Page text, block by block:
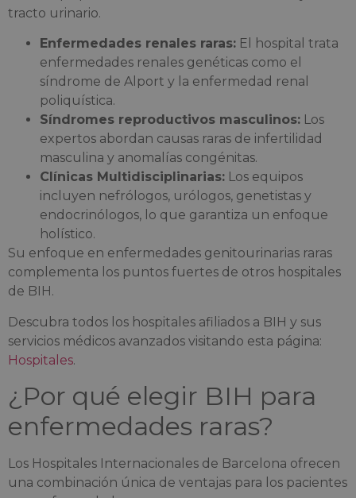
tracto urinario.
Enfermedades renales raras: El hospital trata
enfermedades renales genéticas como el
síndrome de Alport y la enfermedad renal
poliquística.
Síndromes reproductivos masculinos: Los
expertos abordan causas raras de infertilidad
masculina y anomalías congénitas.
Clínicas Multidisciplinarias: Los equipos
incluyen nefrólogos, urólogos, genetistas y
endocrinólogos, lo que garantiza un enfoque
holístico.
Su enfoque en enfermedades genitourinarias raras
complementa los puntos fuertes de otros hospitales
de BIH.
Descubra todos los hospitales afiliados a BIH y sus
servicios médicos avanzados visitando esta página:
Hospitales.
¿Por qué elegir BIH para
enfermedades raras?
Los Hospitales Internacionales de Barcelona ofrecen
una combinación única de ventajas para los pacientes